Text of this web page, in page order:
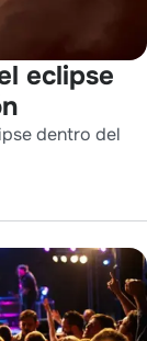
eclipse
dentro del